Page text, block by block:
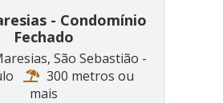
- Condomínio
Fechado
São Sebastião -
300 metros ou
mais